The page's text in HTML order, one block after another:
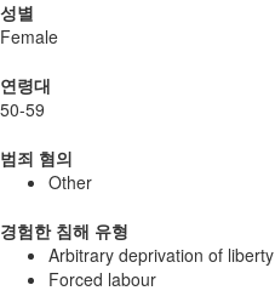
성별
Female
연령대
50-59
범죄 혐의
Other
경험한 침해 유형
Arbitrary deprivation of liberty
Forced labour